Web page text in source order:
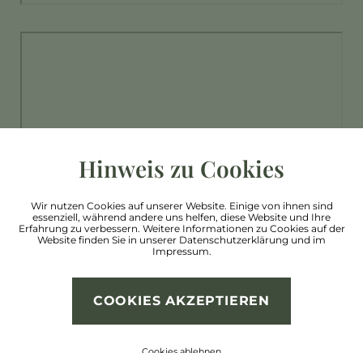
Hinweis zu Cookies
Wir nutzen Cookies auf unserer Website. Einige von ihnen sind
essenziell, während andere uns helfen, diese Website und Ihre
Erfahrung zu verbessern. Weitere Informationen zu Cookies auf der
Website finden Sie in unserer Datenschutzerklärung und im
Impressum.
COOKIES AKZEPTIEREN